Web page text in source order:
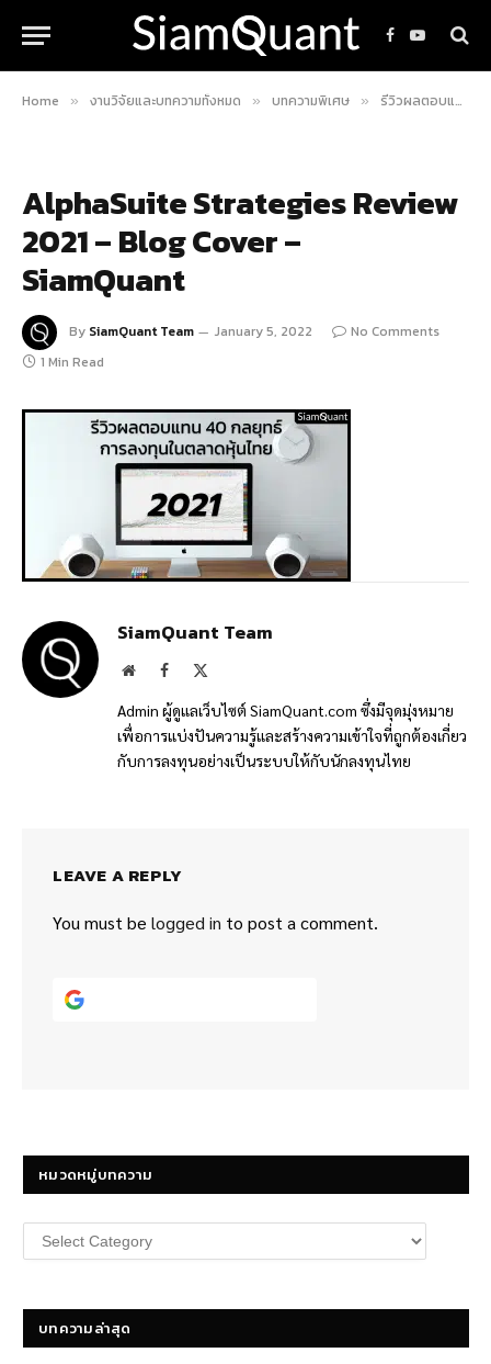
Facebook
YouTube
Home » งานวิจัยและบทความทั้งหมด » บทความพิเศษ » รีวิวผลตอบแทน 40 กลยุทธ์การลงทุนในตลาดหุ้นไทยปี ค.ศ. 2021
AlphaSuite Strategies Review
2021 – Blog Cover –
SiamQuant
By SiamQuant Team January 5, 2022
No Comments
1 Min Read
SiamQuant Team
WebsiteFacebook
Admin ผู้ดูแลเว็บไซต์ SiamQuant.com ซึ่งมีจุดมุ่งหมาย
เพื่อการแบ่งปันความรู้และสร้างความเข้าใจที่ถูกต้องเกี่ยว
กับการลงทุนอย่างเป็นระบบให้กับนักลงทุนไทย
LEAVE A REPLY
You must be logged in to post a comment.
หมวดหมู่บทความ
หมวด
หมู่
บทความล่าสุด